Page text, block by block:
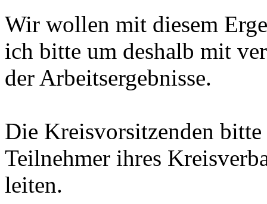
Wir wollen mit diesem
ich bitte um deshalb mit
der Arbeitsergebnisse.
Die Kreisvorsitzenden
Teilnehmer ihres
leiten.